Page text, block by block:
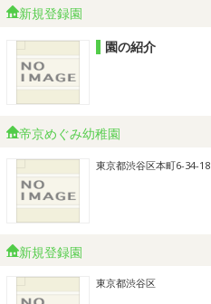
新規登録園
園の紹介
帝京めぐみ幼稚園
東京都渋谷区本町6-34-18
新規登録園
東京都渋谷区